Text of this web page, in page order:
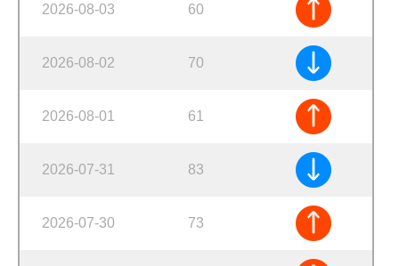
2026-08-03 60
2026-08-02 70
2026-08-01 61
2026-07-31 83
2026-07-30 73